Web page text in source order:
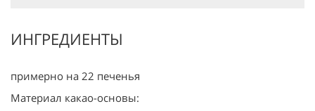
ИНГРЕДИЕНТЫ
примерно на 22 печенья
Материал какао-основы: